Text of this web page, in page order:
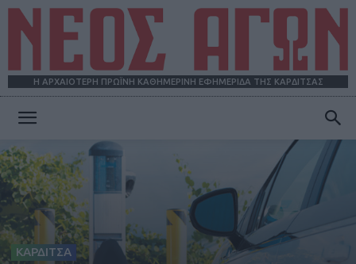
Η ΑΡΧΑΙΟΤΕΡΗ ΠΡΩΪΝΗ ΚΑΘΗΜΕΡΙΝΗ ΕΦΗΜΕΡΙΔΑ ΤΗΣ ΚΑΡΔΙΤΣΑΣ
ΑΓΩΝ
ΚΑΡΔΙΤΣΑ